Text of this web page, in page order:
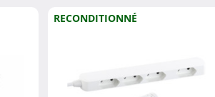
RECONDITIONNÉ